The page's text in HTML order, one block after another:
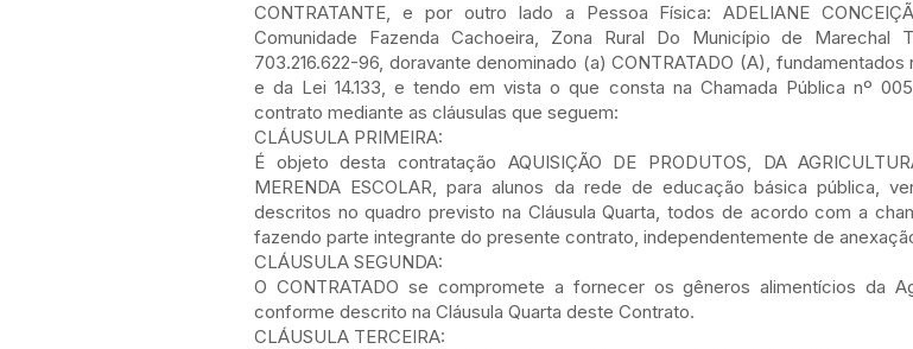
CONTRATANTE, e por outro lado a Pessoa Física: ADELIANE
Comunidade Fazenda Cachoeira, Zona Rural Do Município de Marechal
703.216.622-96, doravante denominado (a) CONTRATADO (A),
e da Lei 14.133, e tendo em vista o que consta na Chamada Pública nº
contrato mediante as cláusulas que seguem:
CLÁUSULA PRIMEIRA:
É objeto desta contratação AQUISIÇÃO DE PRODUTOS, DA
MERENDA ESCOLAR, para alunos da rede de educação básica pública,
descritos no quadro previsto na Cláusula Quarta, todos de acordo com a
fazendo parte integrante do presente contrato, independentemente de
CLÁUSULA SEGUNDA:
O CONTRATADO se compromete a fornecer os gêneros alimentícios da
conforme descrito na Cláusula Quarta deste Contrato.
CLÁUSULA TERCEIRA: